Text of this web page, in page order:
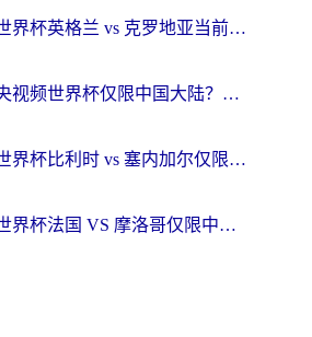
在国外看世界杯英格兰 vs 克罗地亚当前地区不可播放？这篇指南帮你搞定所有海外观赛难题
在海外看央视频世界杯仅限中国大陆？这篇指南帮你解锁中文解说+无卡顿直播
在海外看世界杯比利时 vs 塞内加尔仅限中国大陆？我找到了最流畅的中文解说之路
在国外看世界杯法国 VS 摩洛哥仅限中国大陆？海外党这样看中文解说赛事不卡顿